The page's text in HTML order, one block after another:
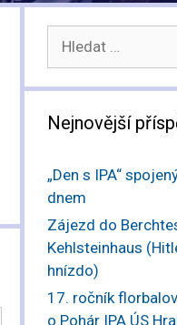
Nejnovější
„Den s IPA“
dnem
Zájezd do
Kehlsteinhaus
hnízdo)
17. ročník
o Pohár IPA ÚS